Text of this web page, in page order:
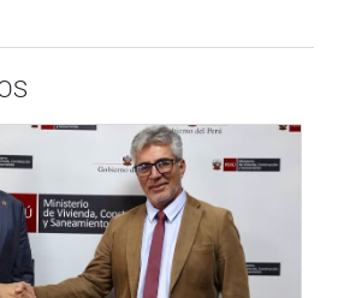
y sustentable que tenga, como
enfoque en las actividades
la eficiencia en términos de
y ahorro de costos vía economías
que propuso el proyecto de ley,
práctica de la riqueza a